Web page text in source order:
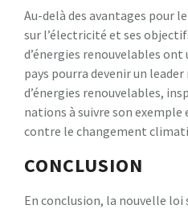
Au-delà des avantages pour
sur l’électricité et ses
d’énergies renouvelables
pays pourra devenir un
d’énergies renouvelables,
nations à suivre son exemple
contre le changement
CONCLUSION
En conclusion, la nouvelle